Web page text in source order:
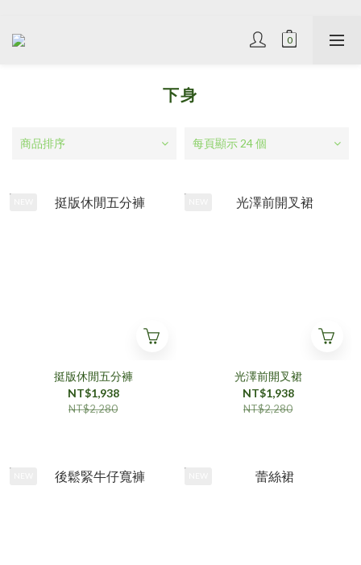
下身
商品排序 每頁顯示 24 個
挺版休閒五分褲
NT$1,938
NT$2,280
光澤前開叉裙
NT$1,938
NT$2,280